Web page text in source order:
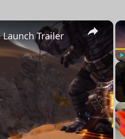
Trailer